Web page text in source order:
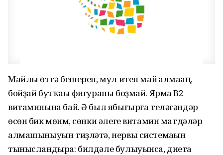
Майлы һөттә бешереп, мул итеп май һалмаһаң,
бойҙай бутҡаһы фигураны боҙмай. Ярма В2
витаминына бай. Ә был ябығырға теләгәндәр
өсөн бик мөһим, сөнки әлеге витамин матдәләр
алмашыныуын тиҙләтә, нервы системаһын
тынысландыра: билдәле булыуынса, диета